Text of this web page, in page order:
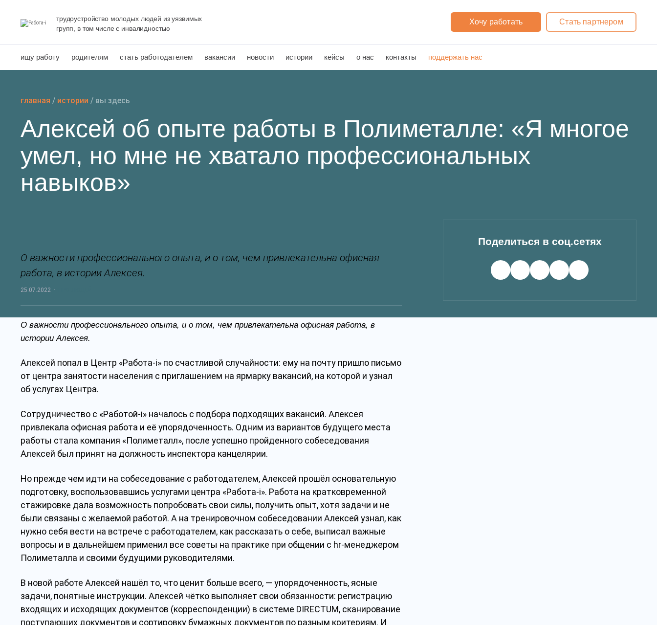
трудоустройство молодых людей из уязвимых
групп, в том числе с инвалидностью
Хочу работать Стать партнером
ищу работу родителям стать работодателем вакансии новости истории кейсы о нас контакты поддержать нас
главная / истории / вы здесь
Алексей об опыте работы в Полиметалле: «Я многое
умел, но мне не хватало профессиональных
навыков»
О важности профессионального опыта, и о том, чем привлекательна офисная
работа, в истории Алексея.
25.07.2022 ·
О важности профессионального опыта, и о том, чем привлекательна офисная работа, в
истории Алексея.
Алексей попал в Центр «Работа-i» по счастливой случайности: ему на почту пришло письмо
от центра занятости населения с приглашением на ярмарку вакансий, на которой и узнал
об услугах Центра.
Сотрудничество с «Работой-i» началось с подбора подходящих вакансий. Алексея
привлекала офисная работа и её упорядоченность. Одним из вариантов будущего места
работы стала компания «Полиметалл», после успешно пройденного собеседования
Алексей был принят на должность инспектора канцелярии.
Но прежде чем идти на собеседование с работодателем, Алексей прошёл основательную
подготовку, воспользовавшись услугами центра «Работа-i». Работа на кратковременной
стажировке дала возможность попробовать свои силы, получить опыт, хотя задачи и не
были связаны с желаемой работой. А на тренировочном собеседовании Алексей узнал, как
нужно себя вести на встрече с работодателем, как рассказать о себе, выписал важные
вопросы и в дальнейшем применил все советы на практике при общении с hr-менеджером
Полиметалла и своими будущими руководителями.
В новой работе Алексей нашёл то, что ценит больше всего, — упорядоченность, ясные
задачи, понятные инструкции. Алексей чётко выполняет свои обязанности: регистрацию
входящих и исходящих документов (корреспонденции) в системе DIRECTUM, сканирование
поступающих документов и сортировку бумажных документов по разным критериям. И
Поделиться в соц.сетях